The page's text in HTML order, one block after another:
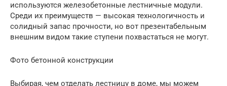
используются железобетонные лестничные модули.
Среди их преимуществ — высокая технологичность и
солидный запас прочности, но вот презентабельным
внешним видом такие ступени похвастаться не могут.
Фото бетонной конструкции
Выбирая, чем отделать лестницу в доме, мы можем